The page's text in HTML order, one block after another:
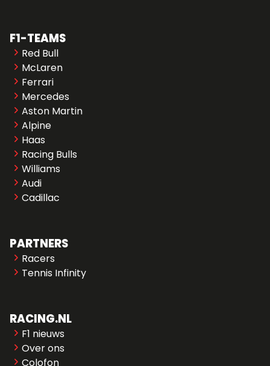
F1-TEAMS
Red Bull
McLaren
Ferrari
Mercedes
Aston Martin
Alpine
Haas
Racing Bulls
Williams
Audi
Cadillac
PARTNERS
Racers
Tennis Infinity
RACING.NL
F1 nieuws
Over ons
Colofon